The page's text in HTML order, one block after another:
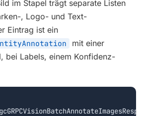
im Stapel trägt separate Listen
, Logo- und Text-
Eintrag ist ein
mit einer
bei Labels, einem Konfidenz-